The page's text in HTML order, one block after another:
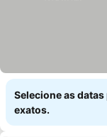
Selecione as
exatos.